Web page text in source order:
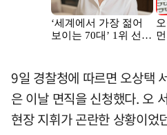
9일 경찰청에 따르면 오상택
은 이날 면직을 신청했다. 오
현장 지휘가 곤란한 상황이었